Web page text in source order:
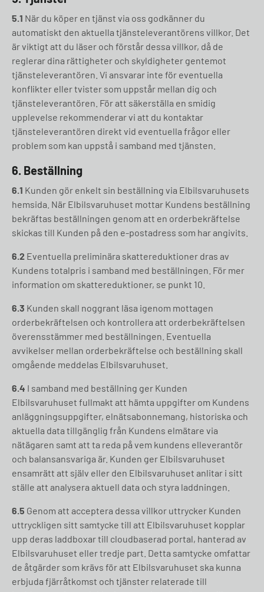
5.1 När du köper en tjänst via oss godkänner du
automatiskt den aktuella tjänsteleverantörens villkor. Det
är viktigt att du läser och förstår dessa villkor, då de
reglerar dina rättigheter och skyldigheter gentemot
tjänsteleverantören. Vi ansvarar inte för eventuella
konflikter eller tvister som uppstår mellan dig och
tjänsteleverantören. För att säkerställa en smidig
upplevelse rekommenderar vi att du kontaktar
tjänsteleverantören direkt vid eventuella frågor eller
problem som kan uppstå i samband med tjänsten.
6. Beställning
6.1 Kunden gör enkelt sin beställning via Elbilsvaruhusets
hemsida. När Elbilsvaruhuset mottar Kundens beställning
bekräftas beställningen genom att en orderbekräftelse
skickas till Kunden på den e-postadress som har angivits.
6.2 Eventuella preliminära skattereduktioner dras av
Kundens totalpris i samband med beställningen. För mer
information om skattereduktioner, se punkt 10.
6.3 Kunden skall noggrant läsa igenom mottagen
orderbekräftelsen och kontrollera att orderbekräftelsen
överensstämmer med beställningen. Eventuella
avvikelser mellan orderbekräftelse och beställning skall
omgående meddelas Elbilsvaruhuset.
6.4 I samband med beställning ger Kunden
Elbilsvaruhuset fullmakt att hämta uppgifter om Kundens
anläggningsuppgifter, elnätsabonnemang, historiska och
aktuella data tillgänglig från Kundens elmätare via
nätägaren samt att ta reda på vem kundens elleverantör
och balansansvariga är. Kunden ger Elbilsvaruhuset
ensamrätt att själv eller den Elbilsvaruhuset anlitar i sitt
ställe att analysera aktuell data och styra laddningen.
6.5 Genom att acceptera dessa villkor uttrycker Kunden
uttryckligen sitt samtycke till att Elbilsvaruhuset kopplar
upp deras laddboxar till cloudbaserad portal, hanterad av
Elbilsvaruhuset eller tredje part. Detta samtycke omfattar
de åtgärder som krävs för att Elbilsvaruhuset ska kunna
erbjuda fjärråtkomst och tjänster relaterade till